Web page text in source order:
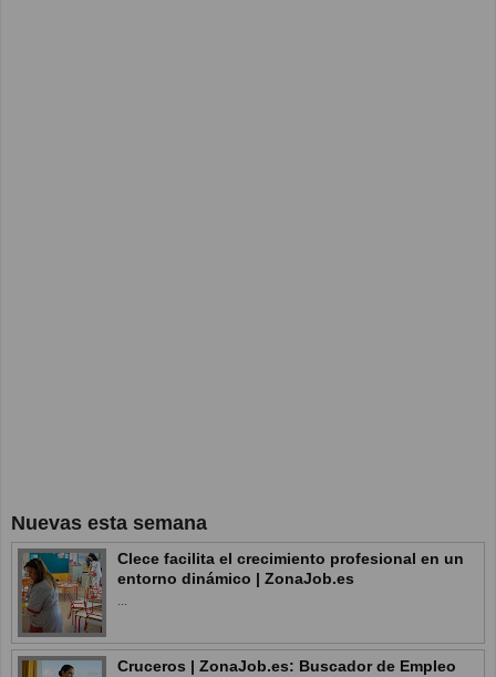
Nuevas esta semana
Clece facilita el crecimiento profesional en un
entorno dinámico | ZonaJob.es
...
Cruceros | ZonaJob.es: Buscador de Empleo